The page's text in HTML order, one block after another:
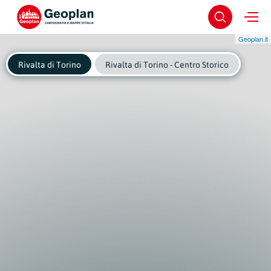
Geoplan.it
Rivalta di Torino Rivalta di Torino - Centro Storico